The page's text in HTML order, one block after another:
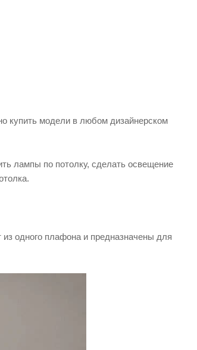
купить модели в любом дизайнерском
лампы по потолку, сделать освещение
одного плафона и предназначены для